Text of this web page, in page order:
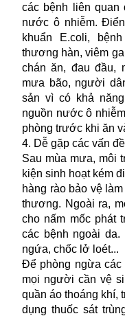
các bệnh liên quan
nước ô nhiễm.
khuẩn E.coli,
thương hàn, viêm
chán ăn, đau đầu,
mưa bão, người
sản vì có khả
nguồn nước ô
phòng trước khi ăn
4. Dễ gặp các vấn
Sau mùa mưa, môi
kiện sinh hoạt kém
hàng rào bảo vệ
thương. Ngoài ra,
cho nấm mốc phát
các bệnh ngoài da.
ngứa, chốc lở loét...
Để phòng ngừa các
mọi người cần vệ
quần áo thoáng khí,
dụng thuốc sát